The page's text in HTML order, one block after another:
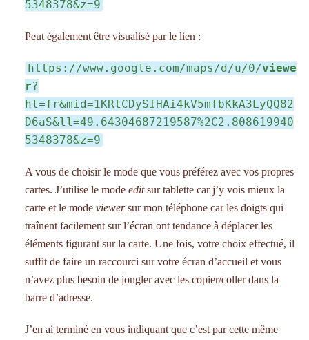
5348378&z=9
Peut également être visualisé par le lien :
https://www.google.com/maps/d/u/0/viewe
r?
hl=fr&mid=1KRtCDySIHAi4kV5mfbKkA3LyQQ82
D6aS&ll=49.64304687219587%2C2.808619940
5348378&z=9
A vous de choisir le mode que vous préférez avec vos propres
cartes. J’utilise le mode editsur tablette car j’y vois mieux la
carte et le mode viewersur mon téléphone car les doigts qui
traînent facilement sur l’écran ont tendance à déplacer les
éléments figurant sur la carte. Une fois, votre choix effectué, il
suffit de faire un raccourci sur votre écran d’accueil et vous
n’avez plus besoin de jongler avec les copier/coller dans la
barre d’adresse.
J’en ai terminé en vous indiquant que c’est par cette même